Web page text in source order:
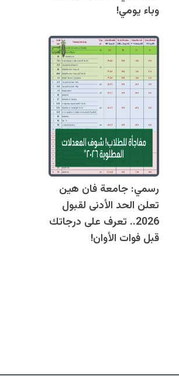
وباء يومي!
رسمي: جامعة فان هين
تعلن الحد الأدنى لقبول
2026.. تعرف على درجاتك
قبل فوات الأوان!